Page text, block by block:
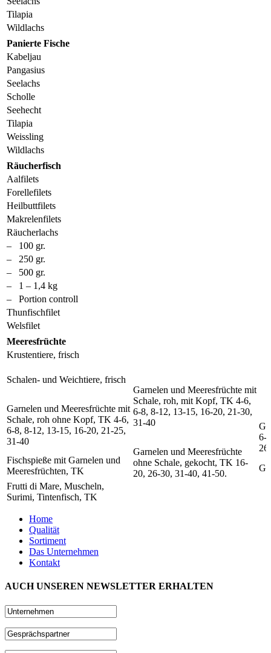
Tilapia
Wildlachs
Panierte Fische
Kabeljau
Pangasius
Seelachs
Scholle
Seehecht
Tilapia
Weissling
Wildlachs
Räucherfisch
Aalfilets
Forellefilets
Heilbuttfilets
Makrelenfilets
Räucherlachs
– 100 gr.
– 250 gr.
– 500 gr.
– 1 – 1,4 kg
– Portion controll
Thunfischfilet
Welsfilet
Meeresfrüchte
Krustentiere, frisch
Schalen- und Weichtiere, frisch
Garnelen und Meeresfrüchte mit
Schale, roh, mit Kopf, TK 4-6,
6-8, 8-12, 13-15, 16-20, 21-30,
31-40
Garnelen und Meeresfrüchte mit
Schale, roh ohne Kopf, TK 4-6,
6-8, 8-12, 13-15, 16-20, 21-25,
31-40
6-
Garnelen und Meeresfrüchte
ohne Schale, gekocht, TK 16-
20, 26-30, 31-40, 41-50.
Fischspieße mit Garnelen und
Meeresfrüchten, TK
Frutti di Mare, Muscheln,
Surimi, Tintenfisch, TK
Home
Qualität
Sortiment
Das Unternehmen
Kontakt
AUCH UNSEREN NEWSLETTER ERHALTEN